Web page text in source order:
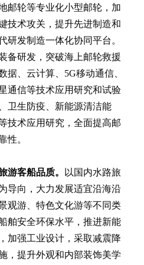
邮轮等专业化小型邮轮，加
技术攻关，提升先进制造和
研发制造一体化协同平台。
备研发，突破海上邮轮救援
据、云计算、5G移动通信、
通信等技术应用研究和试验
卫生防疫、新能源清洁能
技术应用研究，全面提高邮
性。
游客船品质。
以国内水路旅
导向，大力发展适宜沿海沿
观游、特色文化游等不同类
舶安全环保水平，推进新能
加强工业设计，采取减震降
，提升外观和内部装饰美学